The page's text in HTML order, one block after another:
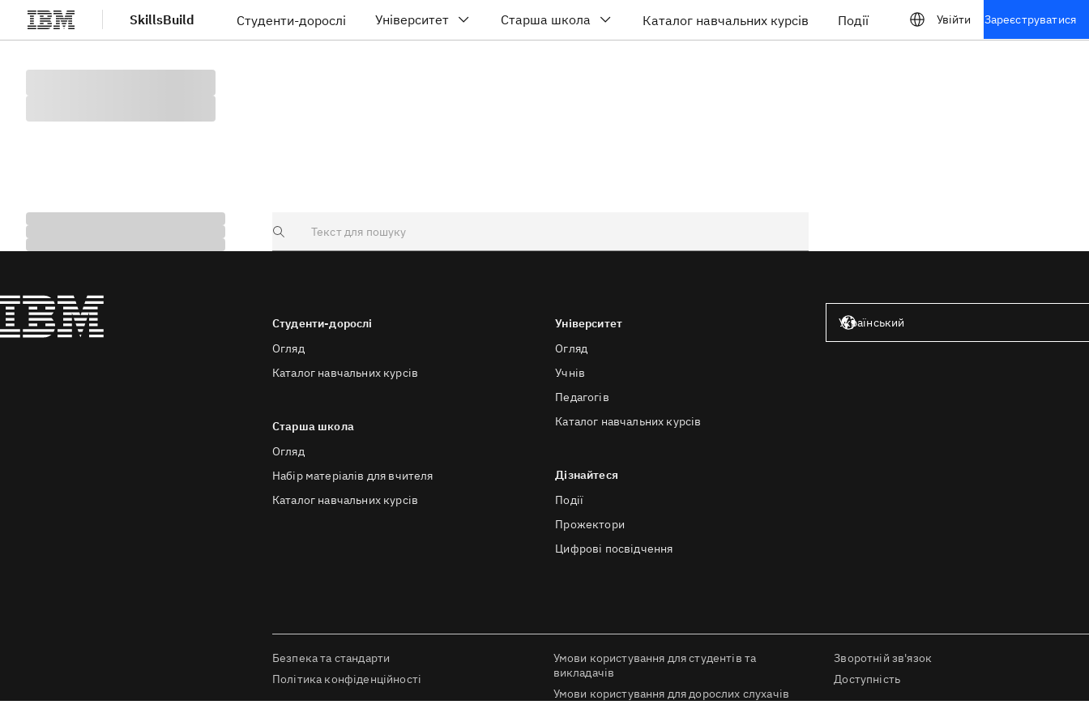
Перейти до основного вмісту
SkillsBuild Студенти-дорослі Університет Старша школа Каталог навчальних курсів Події Увійти Зареєструватися
Search
Студенти-дорослі
Огляд
Каталог навчальних курсів
Старша школа
Огляд
Набір матеріалів для вчителя
Каталог навчальних курсів
Університет
Огляд
Учнів
Педагогів
Каталог навчальних курсів
Дізнайтеся
Події
Прожектори
Цифрові посвідчення
Український
Безпека та стандарти
Політика конфіденційності
Умови користування для студентів та
викладачів
Умови користування для дорослих слухачів
Зворотній зв'язок
Доступність